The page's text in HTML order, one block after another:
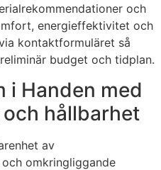
och
energieffektivitet och
kontaktformuläret så
budget och tidplan.
i Handen med
hållbarhet
av
omkringliggande